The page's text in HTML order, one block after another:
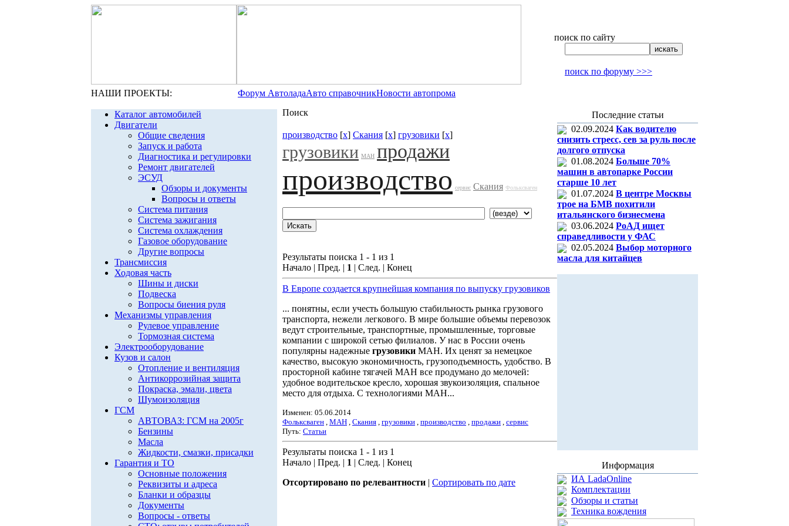
поиск по сайту
поиск по форуму >>>
НАШИ ПРОЕКТЫ: Форум АвтоладаАвто справочникНовости автопрома
Каталог автомобилей
Двигатели
Общие сведения
Запуск и работа
Диагностика и регулировки
Ремонт двигателей
ЭСУД
Обзоры и документы
Вопросы и ответы
Система питания
Система зажигания
Система охлаждения
Газовое оборудование
Другие вопросы
Трансмиссия
Ходовая часть
Шины и диски
Подвеска
Вопросы биения руля
Механизмы управления
Рулевое управление
Тормозная система
Электрооборудование
Кузов и салон
Отопление и вентиляция
Антикоррозийная защита
Покраска, эмали, цвета
Шумоизоляция
ГСМ
АВТОВАЗ: ГСМ на 2005г
Бензины
Масла
Жидкости, смазки, присадки
Гарантия и ТО
Основные положения
Реквизиты и адреса
Бланки и образцы
Документы
Вопросы - ответы
Поиск
производство [x] Скания [x] грузовики [x]
грузовики МАН продажи
производство сервис Скания Фольксваген
Результаты поиска 1 - 1 из 1
Начало | Пред. | 1 | След. | Конец
В Европе создается крупнейшая компания по выпуску грузовиков
... понятны, если учесть большую стабильность рынка грузового
транспорта, нежели легкового. В мире большие объемы перевозок
ведут строительные, транспортные, промышленные, торговые
компании с широкой сетью филиалов. У нас в России очень
популярны надежные грузовики МАН. Их ценят за немецкое
качество, высокую экономичность, грузоподъемность, удобство. В
просторной кабине тягачей МАН все продумано до мелочей:
удобное водительское кресло, хорошая звукоизоляция, спальное
место для отдыха. С технологиями МАН...
Изменен: 05.06.2014
Фольксваген , МАН , Скания , грузовики , производство , продажи , сервис
Путь: Статьи
Результаты поиска 1 - 1 из 1
Начало | Пред. | 1 | След. | Конец
Отсортировано по релевантности | Сортировать по дате
Последние статьи
02.09.2024 Как водителю
снизить стресс, сев за руль после
долгого отпуска
01.08.2024 Больше 70%
машин в автопарке России
старше 10 лет
01.07.2024 В центре Москвы
трое на БМВ похитили
итальянского бизнесмена
03.06.2024 РоАД ищет
справедливости у ФАС
02.05.2024 Выбор моторного
масла для китайцев
Информация
ИА LadaOnline
Комплектации
Обзоры и статьи
Техника вождения